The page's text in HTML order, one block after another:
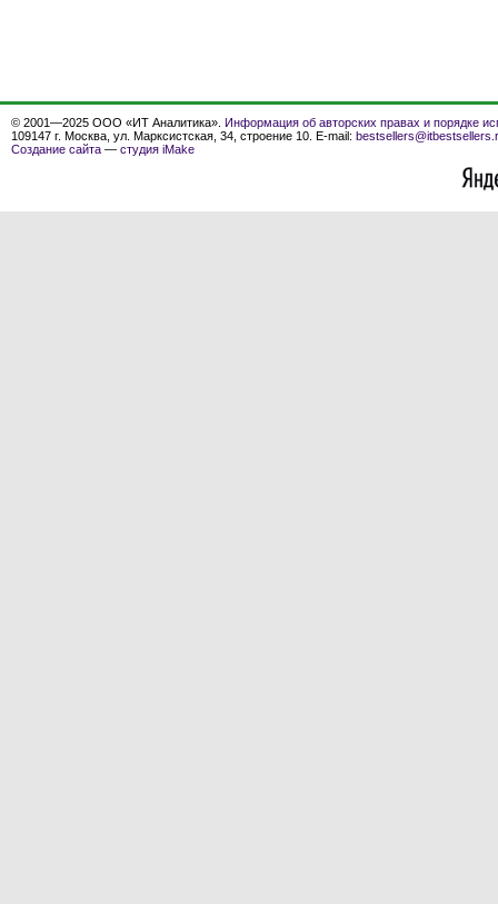
© 2001—2025 ООО «ИТ Аналитика». Информация об авторских правах и порядке
109147 г. Москва, ул. Марксистская, 34, строение 10. E-mail:
Создание сайта — студия iMake